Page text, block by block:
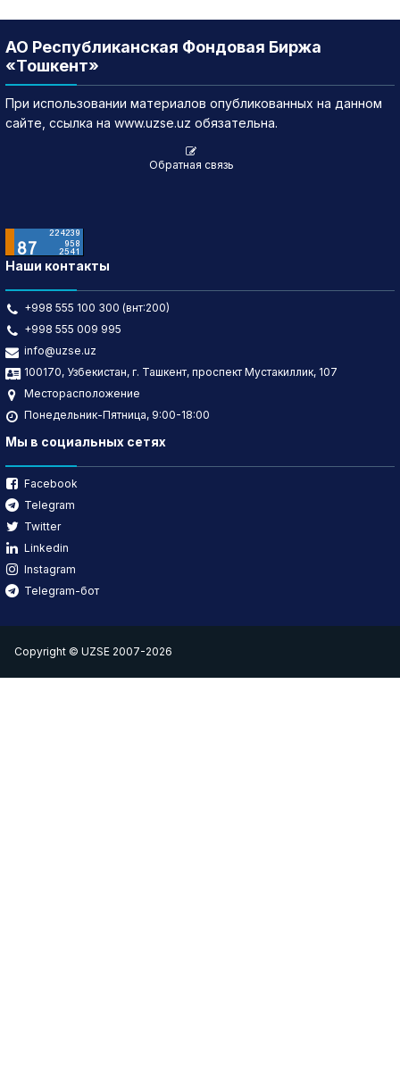
АО Республиканская Фондовая Биржа
«Тошкент»
При использовании материалов опубликованных на данном
сайте, ссылка на www.uzse.uz обязательна.
Обратная связь
Наши контакты
+998 555 100 300 (внт:200)
+998 555 009 995
info@uzse.uz
100170, Узбекистан, г. Ташкент, проспект Мустакиллик, 107
Месторасположение
Понедельник-Пятница, 9:00-18:00
Мы в социальных сетях
Facebook
Telegram
Twitter
Linkedin
Instagram
Telegram-бот
Copyright © UZSE 2007-2026